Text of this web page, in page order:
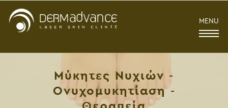
MENU
Μύκητες Νυχιών -
Ονυχομυκητίαση -